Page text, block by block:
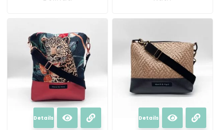
Details Details